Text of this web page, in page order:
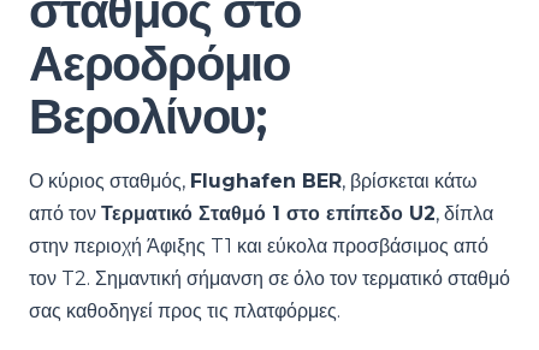
Αεροδρόμιο
Βερολίνου;
Ο κύριος σταθμός, Flughafen BER, βρίσκεται κάτω
από τον Τερματικό Σταθμό 1 στο επίπεδο U2, δίπλα
στην περιοχή Άφιξης T1 και εύκολα προσβάσιμος από
τον T2. Σημαντική σήμανση σε όλο τον τερματικό σταθμό
σας καθοδηγεί προς τις πλατφόρμες.